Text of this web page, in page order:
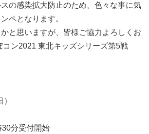
の感染拡大防止のため、色々な事に気
ペとなります。
と思いますが、皆様ご協力よろしくお
コン2021 東北キッズシリーズ第5戦
分受付開始